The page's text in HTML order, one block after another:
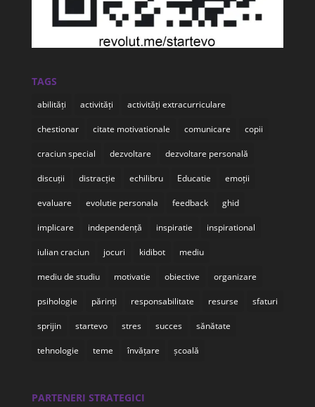
TAGS
abilități activități activități extracurriculare
chestionar citate motivationale comunicare copii
craciun special dezvoltare dezvoltare personală
discuții distracție echilibru Educatie emoții
evaluare evolutie personala feedback ghid
implicare independență inspiratie inspirational
iulian craciun jocuri kidibot mediu
mediu de studiu motivatie obiective organizare
psihologie părinți responsabilitate resurse sfaturi
sprijin startevo stres succes sănătate
tehnologie teme învățare școală
PARTENERI STRATEGICI